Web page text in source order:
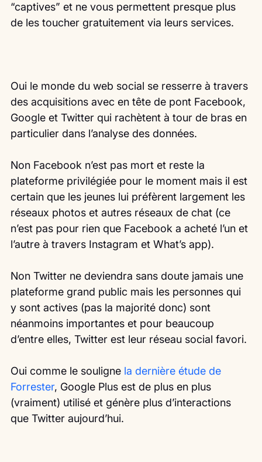
“captives” et ne vous permettent presque plus
de les toucher gratuitement via leurs services.
Oui le monde du web social se resserre à travers
des acquisitions avec en tête de pont Facebook,
Google et Twitter qui rachètent à tour de bras en
particulier dans l’analyse des données.
Non Facebook n’est pas mort et reste la
plateforme privilégiée pour le moment mais il est
certain que les jeunes lui préfèrent largement les
réseaux photos et autres réseaux de chat (ce
n’est pas pour rien que Facebook a acheté l’un et
l’autre à travers Instagram et What’s app).
Non Twitter ne deviendra sans doute jamais une
plateforme grand public mais les personnes qui
y sont actives (pas la majorité donc) sont
néanmoins importantes et pour beaucoup
d’entre elles, Twitter est leur réseau social favori.
Oui comme le souligne la dernière étude de
Forrester, Google Plus est de plus en plus
(vraiment) utilisé et génère plus d’interactions
que Twitter aujourd’hui.